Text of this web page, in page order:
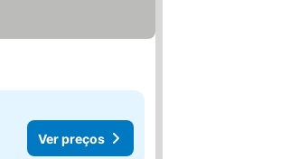
Ver preços